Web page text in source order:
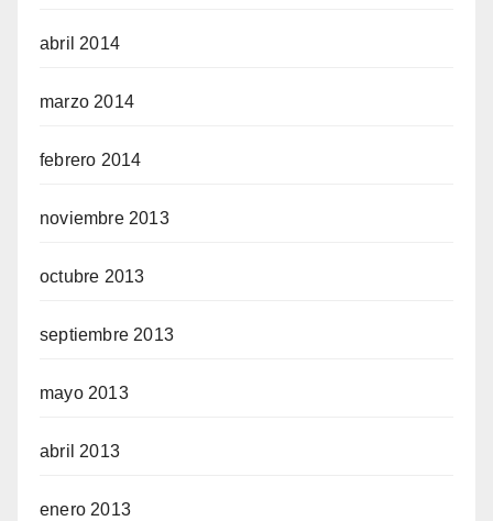
abril 2014
marzo 2014
febrero 2014
noviembre 2013
octubre 2013
septiembre 2013
mayo 2013
abril 2013
enero 2013